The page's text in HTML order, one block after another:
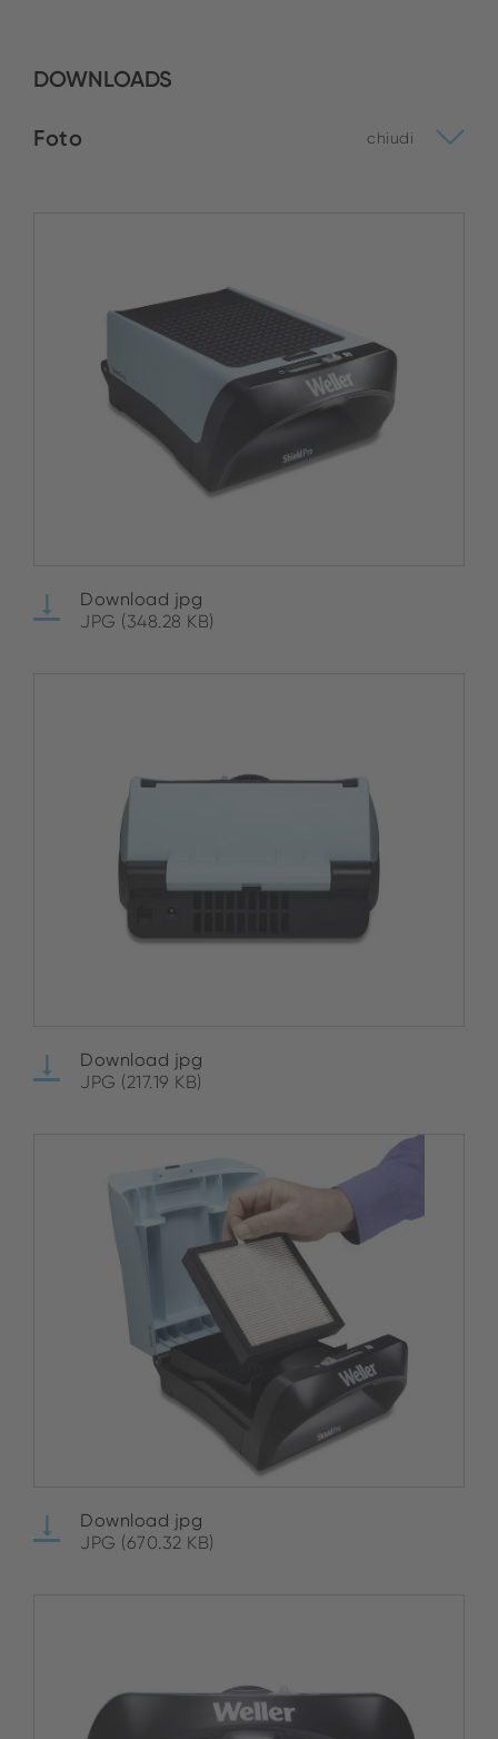
DOWNLOADS
Foto chiudi
Download jpg
JPG (348.28 KB)
Download jpg
JPG (217.19 KB)
Download jpg
JPG (670.32 KB)